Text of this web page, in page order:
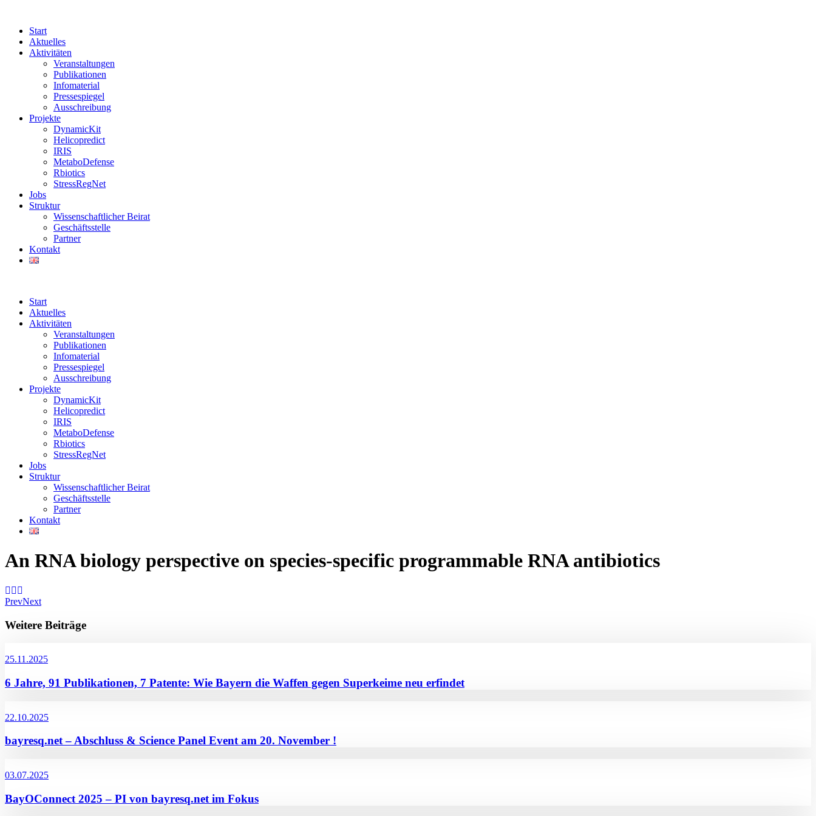
Start
Aktuelles
Aktivitäten
Veranstaltungen
Publikationen
Infomaterial
Pressespiegel
Ausschreibung
Projekte
DynamicKit
Helicopredict
IRIS
MetaboDefense
Rbiotics
StressRegNet
Jobs
Struktur
Wissenschaftlicher Beirat
Geschäftsstelle
Partner
Kontakt
Start
Aktuelles
Aktivitäten
Veranstaltungen
Publikationen
Infomaterial
Pressespiegel
Ausschreibung
Projekte
DynamicKit
Helicopredict
IRIS
MetaboDefense
Rbiotics
StressRegNet
Jobs
Struktur
Wissenschaftlicher Beirat
Geschäftsstelle
Partner
Kontakt
An RNA biology perspective on species-specific programmable RNA antibiotics
PrevNext
Weitere Beiträge
25.11.2025
6 Jahre, 91 Publikationen, 7 Patente: Wie Bayern die Waffen gegen Superkeime neu erfindet
22.10.2025
bayresq.net – Abschluss & Science Panel Event am 20. November !
03.07.2025
BayOConnect 2025 – PI von bayresq.net im Fokus